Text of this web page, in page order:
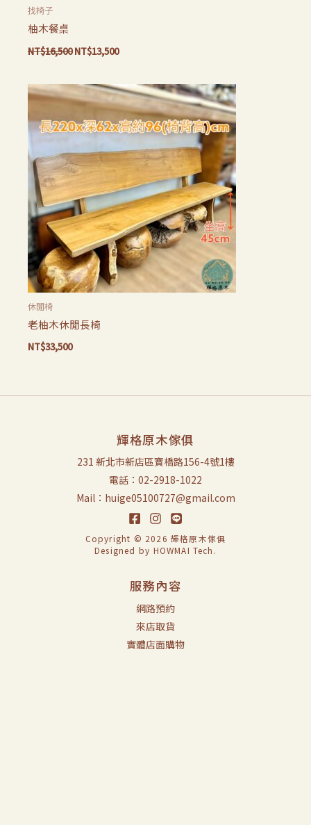
找椅子
柚木餐桌
NT$16,500 NT$13,500
休閒椅
老柚木休閒長椅
NT$33,500
輝格原木傢俱
231 新北市新店區寶橋路156-4號1樓
電話：02-2918-1022
Mail：huige05100727@gmail.com
Copyright © 2026 輝格原木傢俱
Designed by HOWMAI Tech .
服務內容
網路預約
來店取貨
實體店面購物